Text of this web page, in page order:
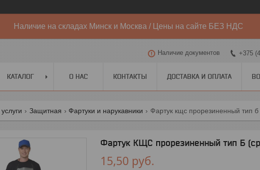
Наличие на складах Минск и Москва / Цены на сайте БЕЗ НДС
Наличие документов +375
КАТАЛОГ О НАС КОНТАКТЫ ДОСТАВКА И ОПЛАТА
Защитная Фартуки и нарукавники Фартук кщс прорезиненный тип
Фартук КЩС прорезиненный тип Б
15,50 руб.